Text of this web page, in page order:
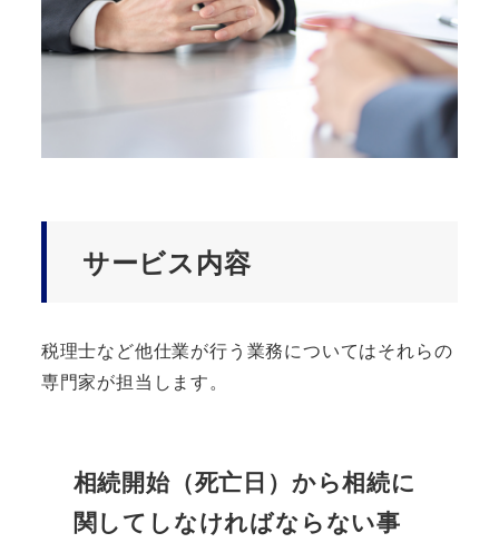
サービス内容
税理士など他仕業が行う業務についてはそれらの
専門家が担当します。
相続開始（死亡日）から相続に
関してしなければならない事